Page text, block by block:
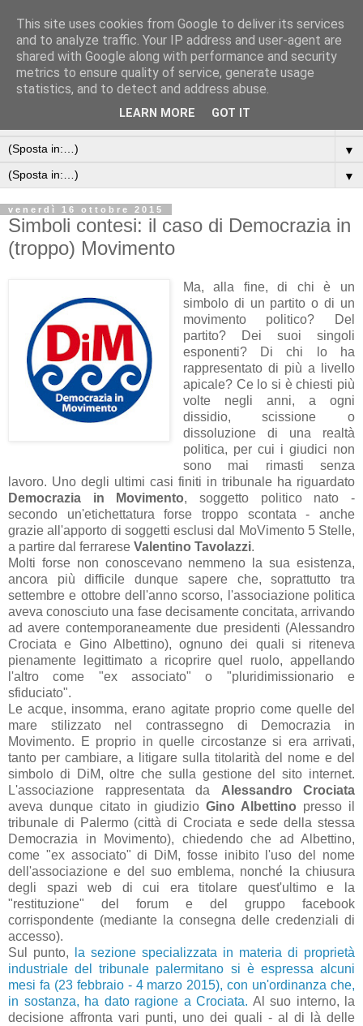
▼
▼
venerdì 16 ottobre 2015
Simboli contesi: il caso di Democrazia in
(troppo) Movimento
Ma, alla fine, di chi è un
simbolo di un partito o di un
movimento politico? Del
partito? Dei suoi singoli
esponenti? Di chi lo ha
rappresentato di più a livello
apicale? Ce lo si è chiesti più
volte negli anni, a ogni
dissidio, scissione o
dissoluzione di una realtà
politica, per cui i giudici non
sono mai rimasti senza
lavoro. Uno degli ultimi casi finiti in tribunale ha riguardato
Democrazia in Movimento, soggetto politico nato -
secondo un'etichettatura forse troppo scontata - anche
grazie all'apporto di soggetti esclusi dal MoVimento 5 Stelle,
a partire dal ferrarese Valentino Tavolazzi.
Molti forse non conoscevano nemmeno la sua esistenza,
ancora più difficile dunque sapere che, soprattutto tra
settembre e ottobre dell'anno scorso, l'associazione politica
aveva conosciuto una fase decisamente concitata, arrivando
ad avere contemporaneamente due presidenti (Alessandro
Crociata e Gino Albettino), ognuno dei quali si riteneva
pienamente legittimato a ricoprire quel ruolo, appellando
l'altro come "ex associato" o "pluridimissionario e
sfiduciato".
Le acque, insomma, erano agitate proprio come quelle del
mare stilizzato nel contrassegno di Democrazia in
Movimento. E proprio in quelle circostanze si era arrivati,
tanto per cambiare, a litigare sulla titolarità del nome e del
simbolo di DiM, oltre che sulla gestione del sito internet.
L'associazione rappresentata da Alessandro Crociata
aveva dunque citato in giudizio Gino Albettino presso il
tribunale di Palermo (città di Crociata e sede della stessa
Democrazia in Movimento), chiedendo che ad Albettino,
come "ex associato" di DiM, fosse inibito l'uso del nome
dell'associazione e del suo emblema, nonché la chiusura
degli spazi web di cui era titolare quest'ultimo e la
"restituzione" del forum e del gruppo facebook
corrispondente (mediante la consegna delle credenziali di
accesso).
Sul punto,
la sezione specializzata in materia di proprietà
industriale del tribunale palermitano si è espressa alcuni
mesi fa (23 febbraio - 4 marzo 2015), con un'ordinanza che,
in sostanza, ha dato ragione a Crociata. Al suo interno, la
decisione affronta vari punti, uno dei quali - al di là delle
This site uses cookies from Google to deliver its services
and to analyze traffic. Your IP address and user-agent are
shared with Google along with performance and security
metrics to ensure quality of service, generate usage
statistics, and to detect and address abuse.
LEARN MORE GOT IT